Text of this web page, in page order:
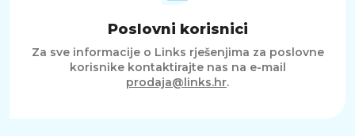
Poslovni korisnici
Za sve informacije o Links rješenjima za poslovne
korisnike kontaktirajte nas na e-mail
prodaja@links.hr.